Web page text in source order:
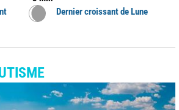
Dernier croissant de Lune